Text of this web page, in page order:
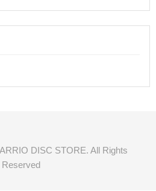
DISC STORE. All Rights
Reserved